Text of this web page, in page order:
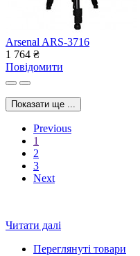
Arsenal ARS-3716
1 764 ₴
Повідомити
Показати ще ...
Previous
1
2
3
Next
Читати далі
Переглянуті товари